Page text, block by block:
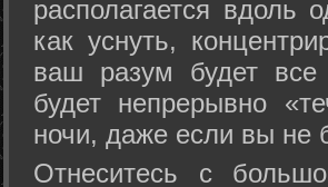
располагается
как уснуть,
ваш разум будет все
будет непрерывно
ночи, даже если вы не
Отнеситесь с